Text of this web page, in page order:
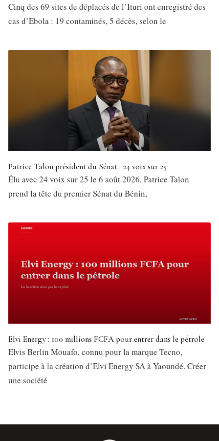
Cinq des 69 sites de déplacés de l’Ituri ont enregistré des
cas d’Ebola : 19 contaminés, 5 décès, selon le
Patrice Talon président du Sénat : 24 voix sur 25
Élu avec 24 voix sur 25 le 6 août 2026, Patrice Talon
prend la tête du premier Sénat du Bénin,
Elvi Energy : 100 millions FCFA pour entrer dans le pétrole
Elvis Berlin Mouafo, connu pour la marque Tecno,
participe à la création d’Elvi Energy SA à Yaoundé. Créer
une société